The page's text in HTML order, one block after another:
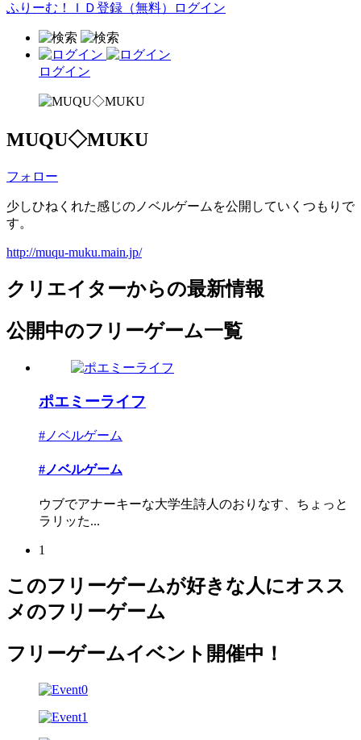
ふりーむ！ＩＤ登録（無料） ログイン
ログイン
MUQU◇MUKU
フォロー
少しひねくれた感じのノベルゲームを公開していくつもりで
す。
http://muqu-muku.main.jp/
クリエイターからの最新情報
公開中のフリーゲーム一覧
ポエミーライフ
#ノベルゲーム
#ノベルゲーム
ウブでアナーキーな大学生詩人のおりなす、ちょっと
ラリッた...
1
このフリーゲームが好きな人にオスス
メのフリーゲーム
フリーゲームイベント開催中！